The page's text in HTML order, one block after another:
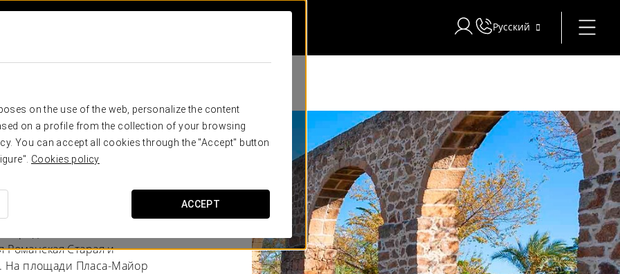
on the use of the web, personalize the content
on a profile from the collection of your browsing
You can accept all cookies through the "Accept" button
Cookies policy
ACCEPT
Войти в Star Traveler или
Русский
Романская Старая и
На площади Пласа-Майор